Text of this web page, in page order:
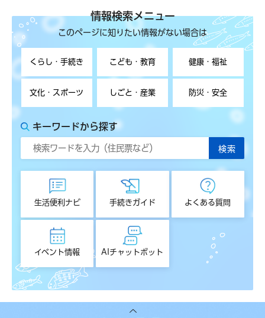
情報検索メニュー
このページに知りたい情報がない場合は
くらし・手続き こども・教育 健康・福祉
文化・スポーツ しごと・産業 防災・安全
キーワードから探す
生活便利ナビ 手続きガイド よくある質問
イベント情報 AIチャットボット